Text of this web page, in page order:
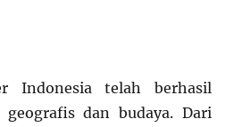
Indonesia telah berhasil
geografis dan budaya. Dari